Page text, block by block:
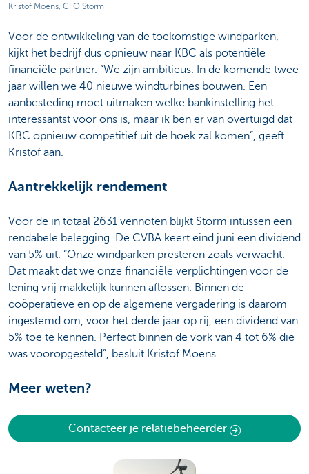
Kristof Moens, CFO Storm
Voor de ontwikkeling van de toekomstige windparken,
kijkt het bedrijf dus opnieuw naar KBC als potentiële
financiële partner. “We zijn ambitieus. In de komende twee
jaar willen we 40 nieuwe windturbines bouwen. Een
aanbesteding moet uitmaken welke bankinstelling het
interessantst voor ons is, maar ik ben er van overtuigd dat
KBC opnieuw competitief uit de hoek zal komen”, geeft
Kristof aan.
Aantrekkelijk rendement
Voor de in totaal 2631 vennoten blijkt Storm intussen een
rendabele belegging. De CVBA keert eind juni een dividend
van 5% uit. “Onze windparken presteren zoals verwacht.
Dat maakt dat we onze financiële verplichtingen voor de
lening vrij makkelijk kunnen aflossen. Binnen de
coöperatieve en op de algemene vergadering is daarom
ingestemd om, voor het derde jaar op rij, een dividend van
5% toe te kennen. Perfect binnen de vork van 4 tot 6% die
was vooropgesteld”, besluit Kristof Moens.
Meer weten?
Contacteer je relatiebeheerder